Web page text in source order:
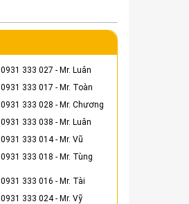
0931 333 027 - Mr. Luân
0931 333 017 - Mr. Toàn
0931 333 028 - Mr. Chương
0931 333 038 - Mr. Luân
0931 333 014- Mr. Vũ
0931 333 018 - Mr. Tùng
0931 333 016 - Mr. Tài
0931 333 024- Mr. Vỹ